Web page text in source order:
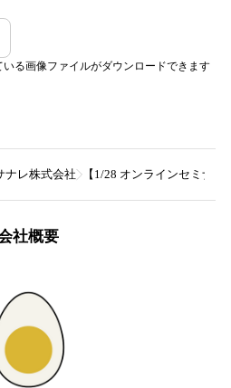
る画像ファイルがダウンロードできます
ナレ株式会社 【1/28 オンラインセミナ
社概要